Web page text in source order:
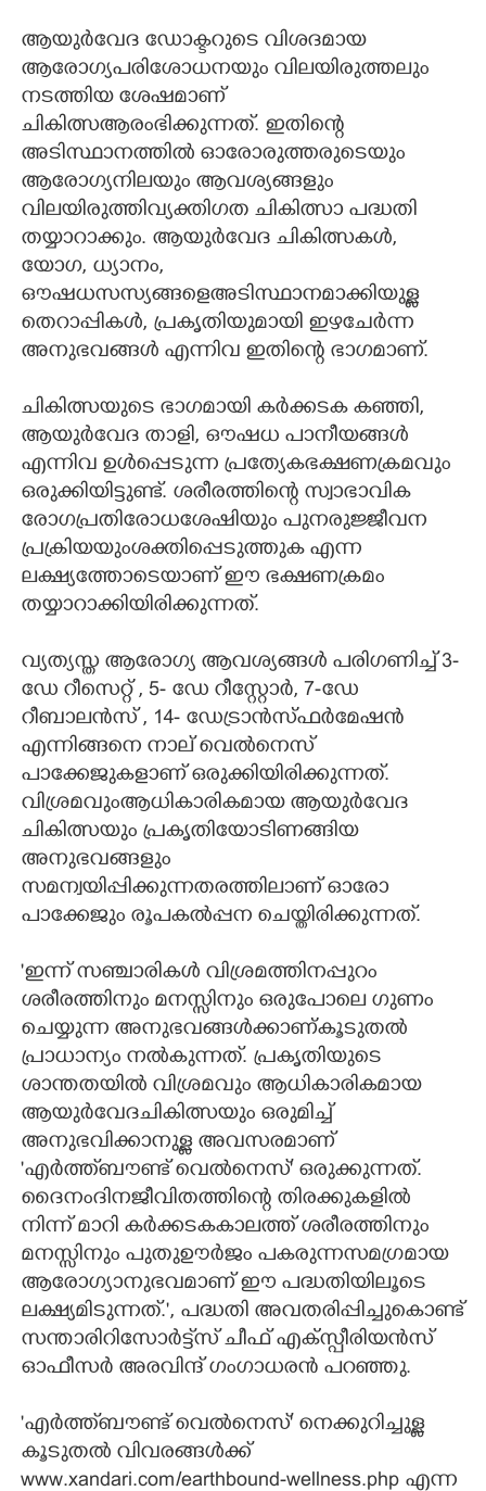
ആയുർവേദ ഡോക്ടറുടെ വിശദമായ
ആരോഗ്യപരിശോധനയും വിലയിരുത്തലും
നടത്തിയ ശേഷമാണ്
ചികിത്സആരംഭിക്കുന്നത്. ഇതിന്റെ
അടിസ്ഥാനത്തിൽ ഓരോരുത്തരുടെയും
ആരോഗ്യനിലയും ആവശ്യങ്ങളും
വിലയിരുത്തിവ്യക്തിഗത ചികിത്സാ പദ്ധതി
തയ്യാറാക്കും. ആയുർവേദ ചികിത്സകൾ,
യോഗ, ധ്യാനം,
ഔഷധസസ്യങ്ങളെഅടിസ്ഥാനമാക്കിയുള്ള
തെറാപ്പികൾ, പ്രകൃതിയുമായി ഇഴചേർന്ന
അനുഭവങ്ങൾ എന്നിവ ഇതിന്റെ ഭാഗമാണ്.
ചികിത്സയുടെ ഭാഗമായി കർക്കടക കഞ്ഞി,
ആയുർവേദ താളി, ഔഷധ പാനീയങ്ങൾ
എന്നിവ ഉൾപ്പെടുന്ന പ്രത്യേകഭക്ഷണക്രമവും
ഒരുക്കിയിട്ടുണ്ട്. ശരീരത്തിന്റെ സ്വാഭാവിക
രോഗപ്രതിരോധശേഷിയും പുനരുജ്ജീവന
പ്രക്രിയയുംശക്തിപ്പെടുത്തുക എന്ന
ലക്ഷ്യത്തോടെയാണ് ഈ ഭക്ഷണക്രമം
തയ്യാറാക്കിയിരിക്കുന്നത്.
വ്യത്യസ്ത ആരോഗ്യ ആവശ്യങ്ങൾ പരിഗണിച്ച് 3-
ഡേ റീസെറ്റ് , 5- ഡേ റീസ്റ്റോർ, 7-ഡേ
റീബാലൻസ് , 14- ഡേട്രാൻസ്ഫർമേഷൻ
എന്നിങ്ങനെ നാല് വെൽനെസ്
പാക്കേജുകളാണ് ഒരുക്കിയിരിക്കുന്നത്.
വിശ്രമവുംആധികാരികമായ ആയുർവേദ
ചികിത്സയും പ്രകൃതിയോടിണങ്ങിയ
അനുഭവങ്ങളും
സമന്വയിപ്പിക്കുന്നതരത്തിലാണ് ഓരോ
പാക്കേജും രൂപകൽപ്പന ചെയ്തിരിക്കുന്നത്.
"ഇന്ന് സഞ്ചാരികൾ വിശ്രമത്തിനപ്പുറം
ശരീരത്തിനും മനസ്സിനും ഒരുപോലെ ഗുണം
ചെയ്യുന്ന അനുഭവങ്ങൾക്കാണ്കൂടുതൽ
പ്രാധാന്യം നൽകുന്നത്. പ്രകൃതിയുടെ
ശാന്തതയിൽ വിശ്രമവും ആധികാരികമായ
ആയുർവേദചികിത്സയും ഒരുമിച്ച്
അനുഭവിക്കാനുള്ള അവസരമാണ്
'എർത്ത്‌ബൗണ്ട് വെൽനെസ്' ഒരുക്കുന്നത്.
ദൈനംദിനജീവിതത്തിന്റെ തിരക്കുകളിൽ
നിന്ന് മാറി കർക്കടകകാലത്ത് ശരീരത്തിനും
മനസ്സിനും പുതുഊർജം പകരുന്നസമഗ്രമായ
ആരോഗ്യാനുഭവമാണ് ഈ പദ്ധതിയിലൂടെ
ലക്ഷ്യമിടുന്നത്.", പദ്ധതി അവതരിപ്പിച്ചുകൊണ്ട്
സന്താരിറിസോർട്ട്സ് ചീഫ് എക്സ്പീരിയൻസ്
ഓഫീസർ അരവിന്ദ് ഗംഗാധരൻ പറഞ്ഞു.
'എർത്ത്‌ബൗണ്ട് വെൽനെസ്' നെക്കുറിച്ചുള്ള
കൂടുതൽ വിവരങ്ങൾക്ക്
www.xandari.com/earthbound-wellness.php എന്ന